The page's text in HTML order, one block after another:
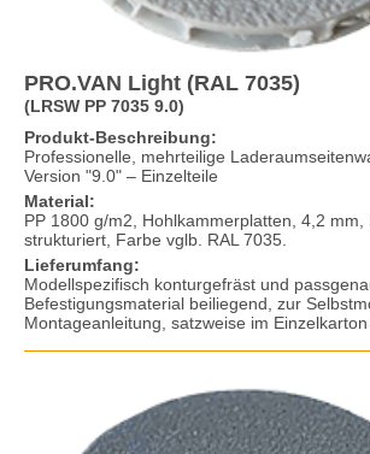
PRO.VAN Light (RAL 7035)
(LRSW PP 7035 9.0)
Produkt-Beschreibung:
Professionelle, mehrteilige
Version "9.0" – Einzelteile
Material:
PP 1800 g/m2, Hohlkammerplatten, 4,2 mm,
strukturiert, Farbe vglb. RAL 7035.
Lieferumfang:
Modellspezifisch konturgefräst und
Befestigungsmaterial beiliegend, zur
Montageanleitung, satzweise im Einzelkarton